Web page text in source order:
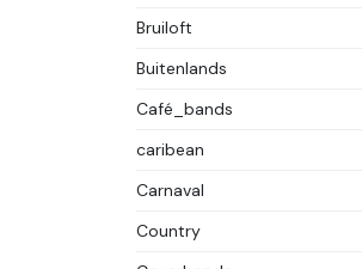
Bruiloft
Buitenlands
Café_bands
caribean
Carnaval
Country